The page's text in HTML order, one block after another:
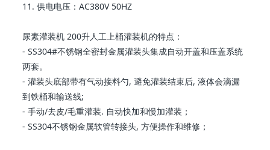
11. 供电电压：AC380V 50HZ
尿素灌装机 200升人工上桶灌装机的特点：
- SS304#不锈钢全密封金属灌装头集成自动开盖和压盖系统
两套。
- 灌装头底部带有气动接料勺, 避免灌装结束后, 液体会滴漏
到铁桶和输送线;
- 手动/去皮/毛重灌装. 自动快加和慢加灌装；
- SS304不锈钢金属软管转接头, 方便操作和维修；